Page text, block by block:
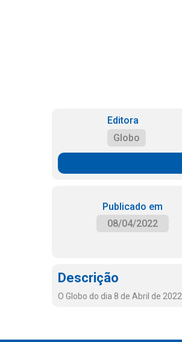
Editora
Globo
Publicado em
08/04/2022
Descrição
O Globo do dia 8 de Abril de 2022